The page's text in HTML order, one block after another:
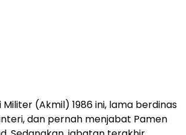
(Akmil) 1986 ini, lama berdinas
dan pernah menjabat Pamen